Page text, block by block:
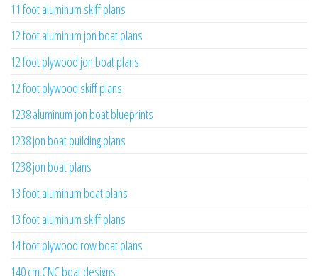
11 foot aluminum skiff plans
12 foot aluminum jon boat plans
12 foot plywood jon boat plans
12 foot plywood skiff plans
1238 aluminum jon boat blueprints
1238 jon boat building plans
1238 jon boat plans
13 foot aluminum boat plans
13 foot aluminum skiff plans
14 foot plywood row boat plans
140 cm CNC boat designs